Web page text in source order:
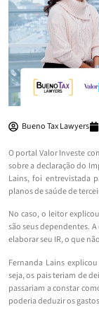
Bueno Tax Lawyers
O portal Valor Investe
sobre a declaração do
Lains, foi entrevistada
planos de saúde de
No caso, o leitor
são seus dependentes.
elaborar seu IR, o que
Fernanda Lains
seja, os pais teriam de
passariam a constar
poderia deduzir os